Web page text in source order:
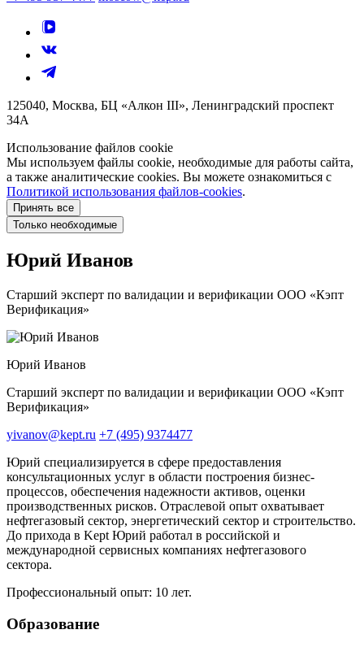
125040, Москва, БЦ «Алкон III», Ленинградский проспект
34А
Использование файлов cookie
Мы используем файлы cookie, необходимые для работы сайта,
а также аналитические cookies. Вы можете ознакомиться с
Политикой использования файлов-cookies.
Принять все
Только необходимые
Юрий Иванов
Старший эксперт по валидации и верификации ООО «Кэпт
Верификация»
Юрий Иванов
Старший эксперт по валидации и верификации ООО «Кэпт
Верификация»
yivanov@kept.ru +7 (495) 9374477
Юрий специализируется в сфере предоставления
консультационных услуг в области построения бизнес-
процессов, обеспечения надежности активов, оценки
производственных рисков. Отраслевой опыт охватывает
нефтегазовый сектор, энергетический сектор и строительство.
До прихода в Kept Юрий работал в российской и
международной сервисных компаниях нефтегазового
сектора.
Профессиональный опыт: 10 лет.
Образование